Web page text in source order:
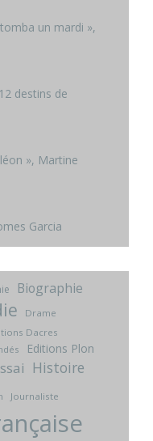
un mardi »,
destins de
», Martine
Garcia
Biographie
Drame
Dacres
Editions Plon
Histoire
Journaliste